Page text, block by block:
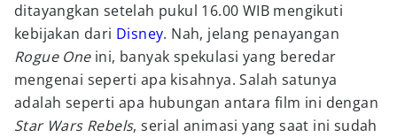
ditayangkan setelah pukul 16.00 WIB mengikuti
kebijakan dari Disney. Nah, jelang penayangan
Rogue Oneini, banyak spekulasi yang beredar
mengenai seperti apa kisahnya. Salah satunya
adalah seperti apa hubungan antara film ini dengan
Star Wars Rebels, serial animasi yang saat ini sudah